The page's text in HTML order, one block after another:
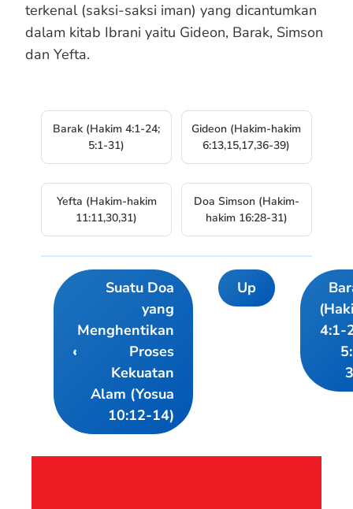
terkenal (saksi-saksi iman) yang dicantumkan
dalam kitab Ibrani yaitu Gideon, Barak, Simson
dan Yefta.
Barak (Hakim 4:1-24;
5:1-31)
Gideon (Hakim-hakim
6:13,15,17,36-39)
Yefta (Hakim-hakim
11:11,30,31)
Doa Simson (Hakim-
hakim 16:28-31)
Book
traversal
links
Hakim-
Hakim
‹
Suatu Doa
yang
Menghentikan
Proses
Kekuatan
Alam (Yosua
10:12-14)
Up
4:1-